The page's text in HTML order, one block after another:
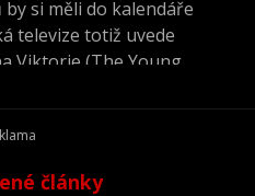
si měli do kalendáře
televize totiž uvede
Viktorie (The Young
články